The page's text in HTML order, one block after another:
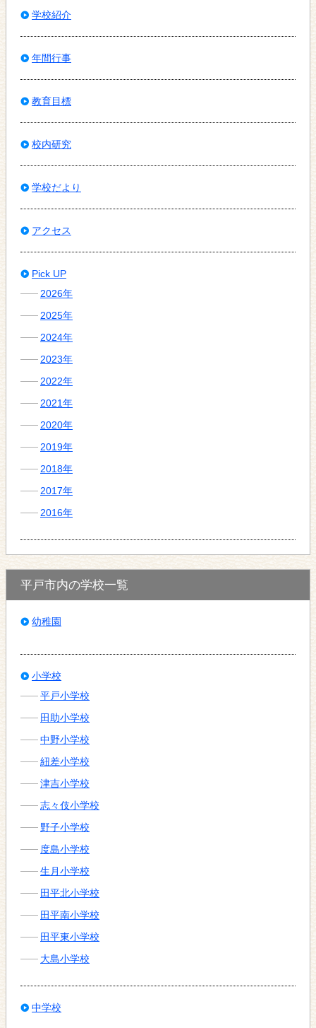
学校紹介
年間行事
教育目標
校内研究
学校だより
アクセス
Pick UP
2026年
2025年
2024年
2023年
2022年
2021年
2020年
2019年
2018年
2017年
2016年
平戸市内の学校一覧
幼稚園
小学校
平戸小学校
田助小学校
中野小学校
紐差小学校
津吉小学校
志々伎小学校
野子小学校
度島小学校
生月小学校
田平北小学校
田平南小学校
田平東小学校
大島小学校
中学校